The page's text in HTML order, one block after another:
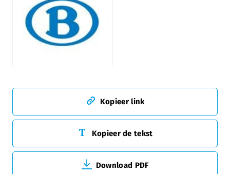
Kopieer link
Kopieer de tekst
Download PDF